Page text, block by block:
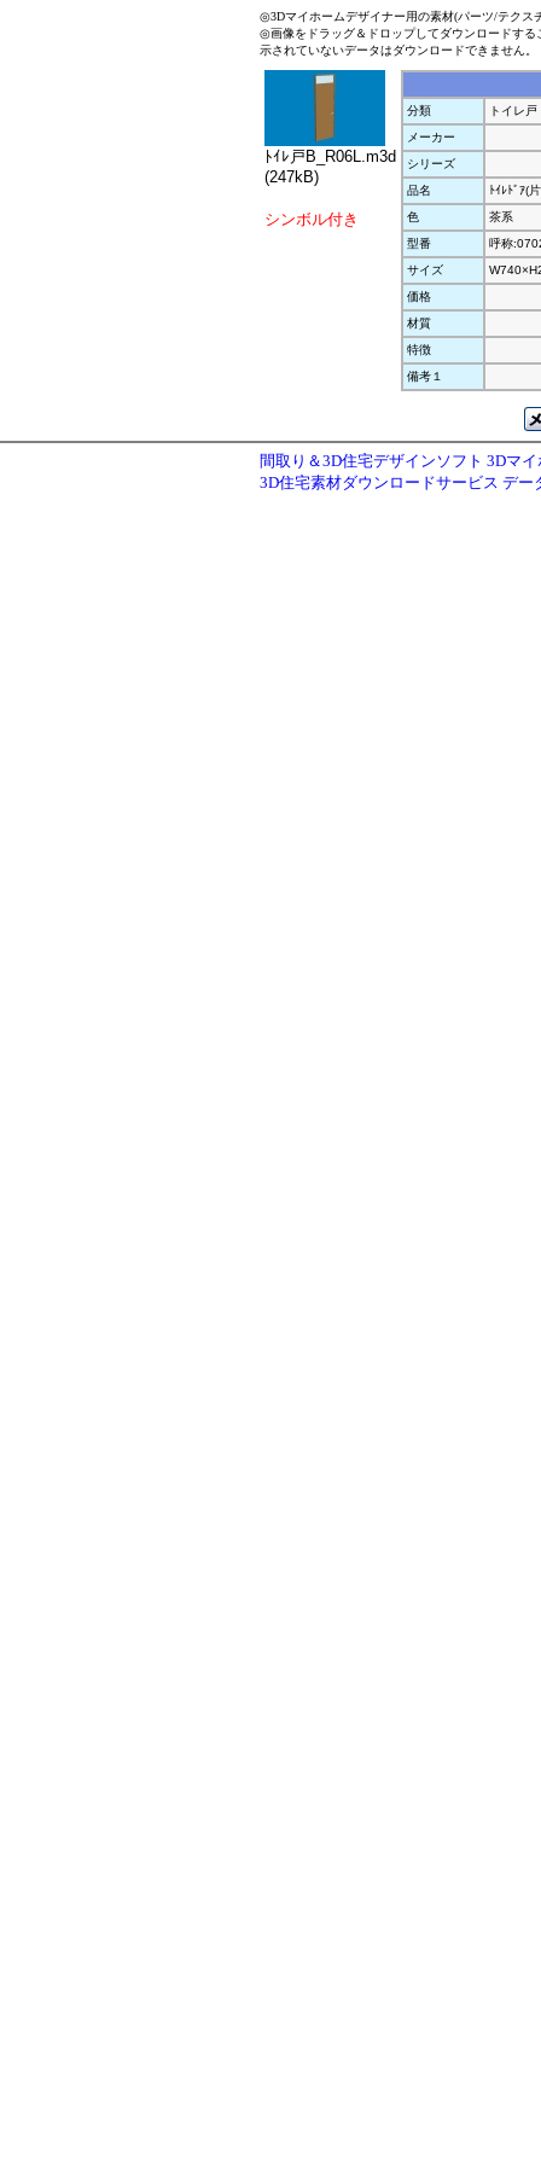
◎3Dマイホームデザイナー用の素材(パーツ/テクス
◎画像をドラッグ＆ドロップしてダウンロードす
示されていないデータはダウンロードできません。
ﾄｲﾚ戸B_R06L.m3d
(247kB)
シンボル付き
分類
トイレ戸
メーカー
シリーズ
品名
ﾄｲﾚﾄﾞｱ(
色
茶系
型番
呼称
サイズ
価格
材質
特徴
備考１
間取り＆3D住宅デザインソフト 3Dマ
3D住宅素材ダウンロードサービス デー